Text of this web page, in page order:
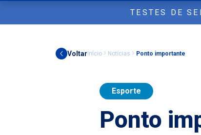
TESTES DE
Voltar Início Notícias Ponto importante
Esporte
Ponto